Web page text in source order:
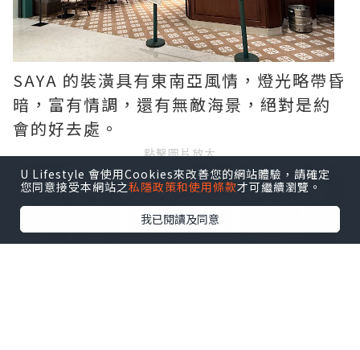
SAYA 的裝潢具有東南亞風情，燈光略帶昏
暗，富有情調，還有無敵海景，絕對是約
會的好去處。
點擊圖片放大
+2
U Lifestyle 會使用Cookies來改善您的網站體驗，請確定
您同意接受本網站之私隱政策和使用條款才可繼續瀏覽。
我已閱讀及同意